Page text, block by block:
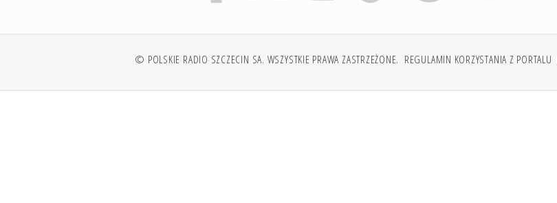
© POLSKIE RADIO SZCZECIN SA. WSZYSTKIE PRAWA ZASTRZEŻONE. REGULAMIN KORZYSTANIA Z PORTALU